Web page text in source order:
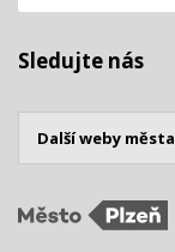
Sledujte nás